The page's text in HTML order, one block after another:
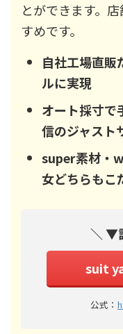
とができます。
すめです。
自社工場直販
ルに実現
オート採寸で
信のジャスト
super素材・
女どちらもこ
＼ ▼
suit
公式：